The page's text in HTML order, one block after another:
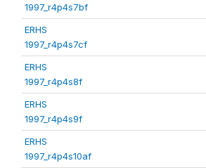
1997_r4p4s7bf
ERHS
1997_r4p4s7cf
ERHS
1997_r4p4s8f
ERHS
1997_r4p4s9f
ERHS
1997_r4p4s10af